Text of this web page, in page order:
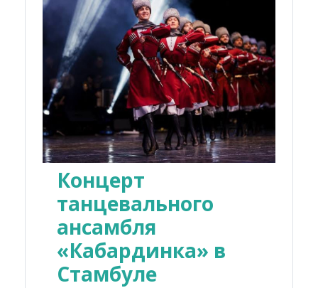
Концерт
танцевального
ансамбля
«Кабардинка» в
Стамбуле